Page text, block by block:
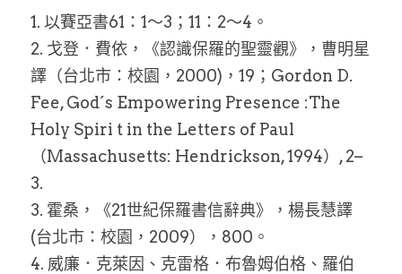
1. 以賽亞書61：1～3；11：2～4。
2. 戈登．費依，《認識保羅的聖靈觀》，曹明星
譯（台北市：校園，2000)，19；Gordon D.
Fee, God´s Empowering Presence :The
Holy Spiri t in the Letters of Paul
（Massachusetts: Hendrickson, 1994）, 2–
3.
3. 霍桑，《21世紀保羅書信辭典》，楊長慧譯
(台北市：校園，2009），800。
4. 威廉．克萊因、克雷格．布魯姆伯格、羅伯